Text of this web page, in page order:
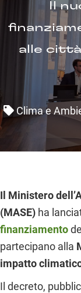
Il
alle
Clima e
Il Ministero
(MASE) ha
finanziamento
partecipano alla
impatto
Il decreto,